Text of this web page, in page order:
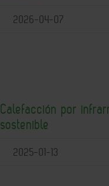
2026-04-07
Calefacción por
sostenible
2025-01-13